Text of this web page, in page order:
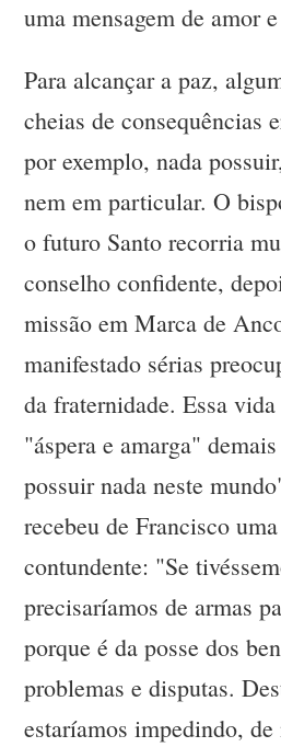
uma mensagem de amor
Para alcançar a paz,
cheias de consequências
por exemplo, nada
nem em particular. O
o futuro Santo recorria
conselho confidente,
missão em Marca de
manifestado sérias
da fraternidade. Essa
"áspera e amarga"
possuir nada neste
recebeu de Francisco
contundente: "Se
precisaríamos de armas
porque é da posse dos
problemas e disputas.
estaríamos impedindo,